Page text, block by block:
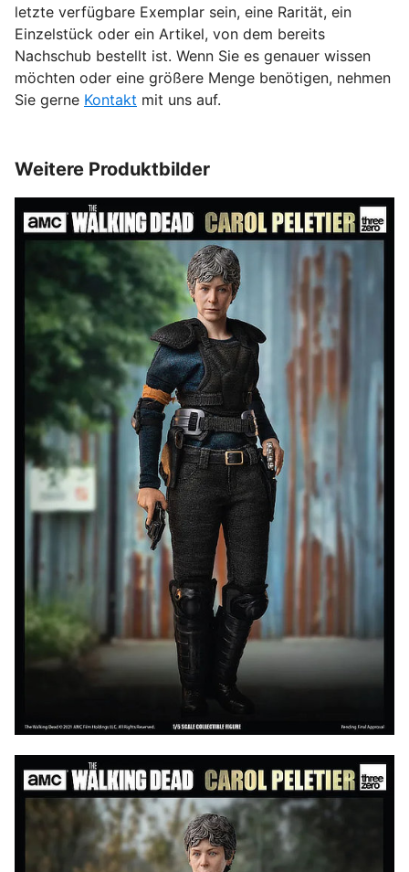
letzte verfügbare Exemplar sein, eine Rarität, ein
Einzelstück oder ein Artikel, von dem bereits
Nachschub bestellt ist. Wenn Sie es genauer wissen
möchten oder eine größere Menge benötigen, nehmen
Sie gerne Kontakt mit uns auf.
Weitere Produktbilder